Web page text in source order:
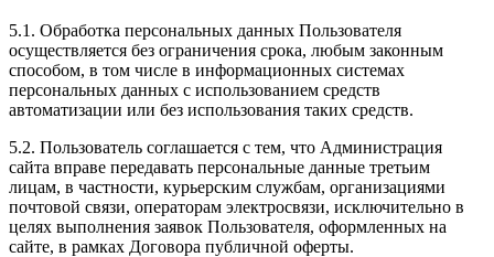
5.1. Обработка персональных данных Пользователя
осуществляется без ограничения срока, любым законным
способом, в том числе в информационных системах
персональных данных с использованием средств
автоматизации или без использования таких средств.
5.2. Пользователь соглашается с тем, что Администрация
сайта вправе передавать персональные данные третьим
лицам, в частности, курьерским службам, организациями
почтовой связи, операторам электросвязи, исключительно в
целях выполнения заявок Пользователя, оформленных на
сайте, в рамках Договора публичной оферты.